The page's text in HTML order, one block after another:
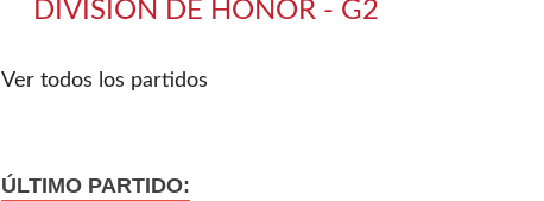
DIVISIÓN DE HONOR - G2
Ver todos los partidos
ÚLTIMO PARTIDO: